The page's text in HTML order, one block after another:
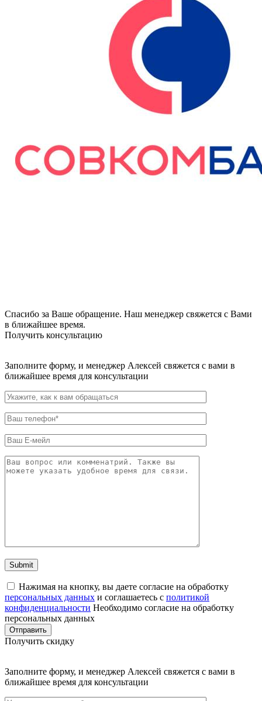
Спасибо за Ваше обращение. Наш менеджер свяжется с Вами
в ближайшее время.
Получить консультацию
Заполните форму, и менеджер Алексей свяжется с вами в
ближайшее время для консультации
Нажимая на кнопку, вы даете согласие на обработку
персональных данных и соглашаетесь c политикой
конфиденциальности Необходимо согласие на обработку
персональных данных
Отправить
Получить скидку
Заполните форму, и менеджер Алексей свяжется с вами в
ближайшее время для консультации